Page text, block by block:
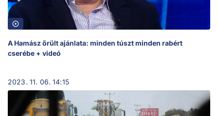
A Hamász őrült ajánlata: minden túszt minden rabért
cserébe + videó
2023. 11. 06. 14:15